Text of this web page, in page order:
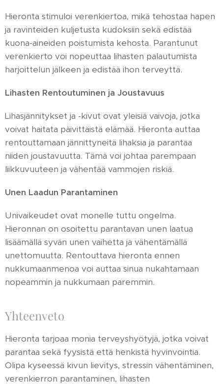
Hieronta stimuloi verenkiertoa, mikä tehostaa hapen
ja ravinteiden kuljetusta kudoksiin sekä edistää
kuona-aineiden poistumista kehosta. Parantunut
verenkierto voi nopeuttaa lihasten palautumista
harjoittelun jälkeen ja edistää ihon terveyttä.
Lihasten Rentoutuminen ja Joustavuus
Lihasjännitykset ja -kivut ovat yleisiä vaivoja, jotka
voivat haitata päivittäistä elämää. Hieronta auttaa
rentouttamaan jännittyneitä lihaksia ja parantaa
niiden joustavuutta. Tämä voi johtaa parempaan
liikkuvuuteen ja vähentää vammojen riskiä.
Unen Laadun Parantaminen
Univaikeudet ovat monelle tuttu ongelma.
Hieronnan on osoitettu parantavan unen laatua
lisäämällä syvän unen vaihetta ja vähentämällä
unettomuutta. Rentouttava hieronta ennen
nukkumaanmenoa voi auttaa sinua nukahtamaan
nopeammin ja nukkumaan paremmin.
Yhteenveto
Hieronta tarjoaa monia terveyshyötyjä, jotka voivat
parantaa sekä fyysistä että henkistä hyvinvointia.
Olipa kyseessä kivun lievitys, stressin vähentäminen,
verenkierron parantaminen, lihasten